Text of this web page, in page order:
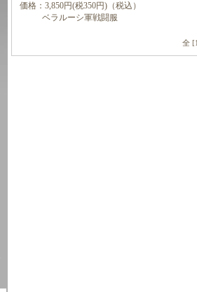
価格：3,850円(税350円)（税込）
ベラルーシ軍戦闘服
全